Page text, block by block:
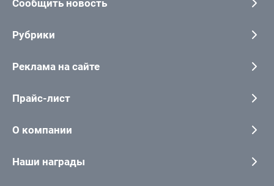
Сообщить новость
Рубрики
Реклама на сайте
Прайс-лист
О компании
Наши награды